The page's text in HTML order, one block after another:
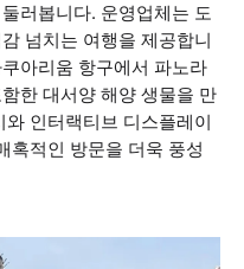
러봅니다. 운영업체는 도
넘치는 여행을 제공합니
아리움 항구에서 파노라
한 대서양 해양 생물을 만
인터랙티브 디스플레이
혹적인 방문을 더욱 풍성